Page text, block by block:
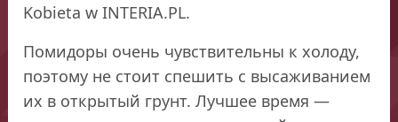
Kobieta w INTERIA.PL.
Помидоры очень чувствительны к холоду,
поэтому не стоит спешить с высаживанием
их в открытый грунт. Лучшее время —